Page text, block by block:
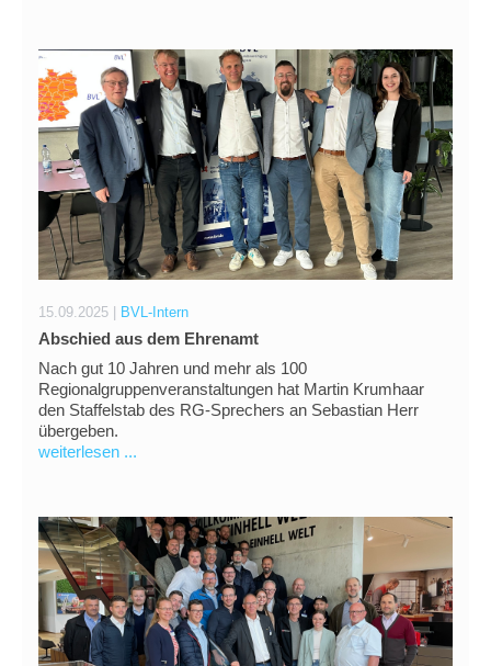
15.09.2025 | BVL-Intern
Abschied aus dem Ehrenamt
Nach gut 10 Jahren und mehr als 100
Regionalgruppenveranstaltungen hat Martin Krumhaar
den Staffelstab des RG-Sprechers an Sebastian Herr
übergeben.
weiterlesen ...